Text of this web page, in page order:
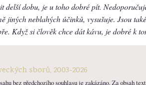
delší dobu, je u toho dobré pít.
jiných neblahých účinků, vysušuje. Jsou
Když si člověk chce dát kávu, je dobré k
sborů, 2003-2026
bez předchozího souhlasu je zakázáno. Za obsah